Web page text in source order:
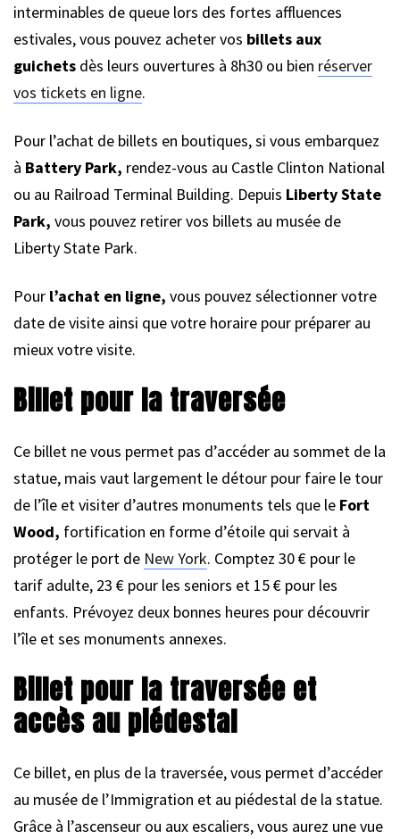
interminables de queue lors des fortes affluences
estivales, vous pouvez acheter vos billets aux
guichets dès leurs ouvertures à 8h30 ou bien réserver
vos tickets en ligne.
Pour l’achat de billets en boutiques, si vous embarquez
à Battery Park, rendez-vous au Castle Clinton National
ou au Railroad Terminal Building. Depuis Liberty State
Park, vous pouvez retirer vos billets au musée de
Liberty State Park.
Pour l’achat en ligne, vous pouvez sélectionner votre
date de visite ainsi que votre horaire pour préparer au
mieux votre visite.
Billet pour la traversée
Ce billet ne vous permet pas d’accéder au sommet de la
statue, mais vaut largement le détour pour faire le tour
de l’île et visiter d’autres monuments tels que le Fort
Wood, fortification en forme d’étoile qui servait à
protéger le port de New York. Comptez 30 € pour le
tarif adulte, 23 € pour les seniors et 15 € pour les
enfants. Prévoyez deux bonnes heures pour découvrir
l’île et ses monuments annexes.
Billet pour la traversée et
accès au piédestal
Ce billet, en plus de la traversée, vous permet d’accéder
au musée de l’Immigration et au piédestal de la statue.
Grâce à l’ascenseur ou aux escaliers, vous aurez une vue